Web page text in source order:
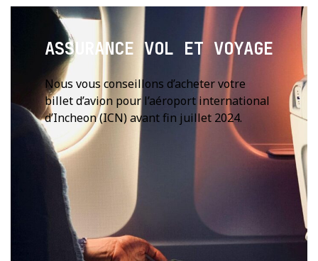
ASSURANCE VOL ET VOYAGE
Nous vous conseillons d’acheter votre
billet d’avion pour l’aéroport international
d’Incheon (ICN) avant fin juillet 2024.